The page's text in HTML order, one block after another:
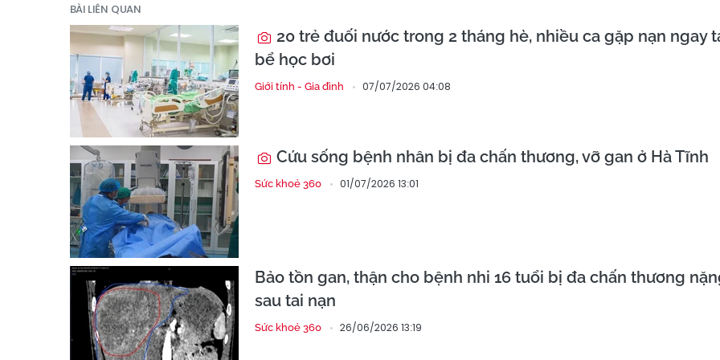
BÀI LIÊN QUAN
20 trẻ đuối nước trong 2 tháng hè, nhiều ca gặp nạn ngay
bể học bơi
Giới tính - Gia đình 07/07/2026 04:08
Cứu sống bệnh nhân bị đa chấn thương, vỡ gan ở Hà Tĩnh
Sức khoẻ 360 01/07/2026 13:01
Bảo tồn gan, thận cho bệnh nhi 16 tuổi bị đa chấn thương
sau tai nạn
Sức khoẻ 360 26/06/2026 13:19